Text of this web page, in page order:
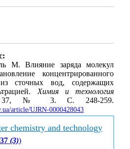
М. Влияние заряда молекул
концентрированного
из сточных вод, содержащих
Химия и технология
№ 3. С. 248-259.
article/UJRN-0000428043
chemistry and technology
37(3))